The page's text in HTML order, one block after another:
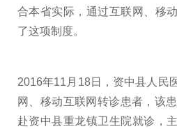
合本省实际，通过互联网、移
了这项制度。
2016年11月18日，资中县人民
网、移动互联网转诊患者，该
赴资中县重龙镇卫生院就诊，